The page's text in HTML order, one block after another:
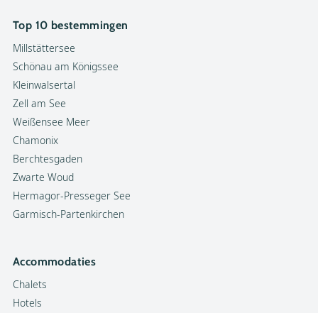
Top 10 bestemmingen
Millstättersee
Schönau am Königssee
Kleinwalsertal
Zell am See
Weißensee Meer
Chamonix
Berchtesgaden
Zwarte Woud
Hermagor-Presseger See
Garmisch-Partenkirchen
Accommodaties
Chalets
Hotels